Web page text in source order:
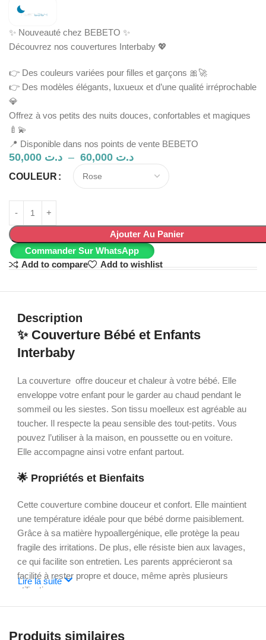
✨ Nouveauté chez BEBETO ✨
Découvrez nos couvertures Interbaby 💖
👉 Des couleurs variées pour filles et garçons 🎀🚀
👉 Des modèles élégants, luxueux et d’une qualité irréprochable
💎
Offrez à vos petits des nuits douces, confortables et magiques
🍼💫
📍 Disponible dans nos points de vente BEBETO
د.ت – د.ت
COULEUR
Ajouter Au Panier
Commander Sur WhatsApp
Add to compare
Add to wishlist
Description
✨ Couverture Bébé et Enfants
Interbaby
La couverture offre douceur et chaleur à votre bébé. Elle
enveloppe votre enfant pour le garder au chaud pendant le
sommeil ou les siestes. Son tissu moelleux est agréable au
toucher. Il respecte la peau sensible des tout-petits. Vous
pouvez l’utiliser à la maison, en poussette ou en voiture.
Elle accompagne ainsi votre enfant partout.
🌟 Propriétés et Bienfaits
Cette couverture combine douceur et confort. Elle maintient
une température idéale pour que bébé dorme paisiblement.
Grâce à sa matière hypoallergénique, elle protège la peau
fragile des irritations. De plus, elle résiste bien aux lavages,
ce qui facilite son entretien. Les parents apprécieront sa
facilité à rester propre et douce, même après plusieurs
utilisations.
Lire la suite
Produits similaires